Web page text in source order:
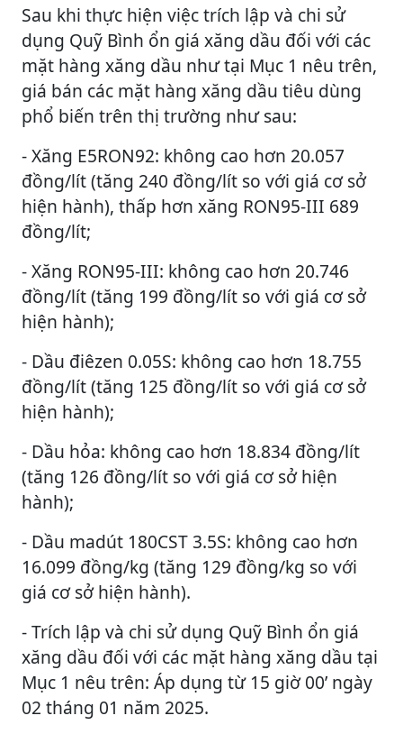
Sau khi thực hiện việc trích lập và chi sử
dụng Quỹ Bình ổn giá xăng dầu đối với các
mặt hàng xăng dầu như tại Mục 1 nêu trên,
giá bán các mặt hàng xăng dầu tiêu dùng
phổ biến trên thị trường như sau:
- Xăng E5RON92: không cao hơn 20.057
đồng/lít (tăng 240 đồng/lít so với giá cơ sở
hiện hành), thấp hơn xăng RON95-III 689
đồng/lít;
- Xăng RON95-III: không cao hơn 20.746
đồng/lít (tăng 199 đồng/lít so với giá cơ sở
hiện hành);
- Dầu điêzen 0.05S: không cao hơn 18.755
đồng/lít (tăng 125 đồng/lít so với giá cơ sở
hiện hành);
- Dầu hỏa: không cao hơn 18.834 đồng/lít
(tăng 126 đồng/lít so với giá cơ sở hiện
hành);
- Dầu madút 180CST 3.5S: không cao hơn
16.099 đồng/kg (tăng 129 đồng/kg so với
giá cơ sở hiện hành).
- Trích lập và chi sử dụng Quỹ Bình ổn giá
xăng dầu đối với các mặt hàng xăng dầu tại
Mục 1 nêu trên: Áp dụng từ 15 giờ 00’ ngày
02 tháng 01 năm 2025.